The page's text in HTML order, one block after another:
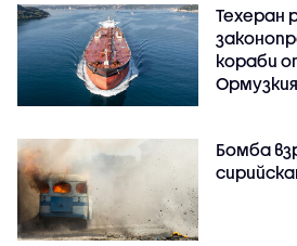
Техеран
кораби
Бомба